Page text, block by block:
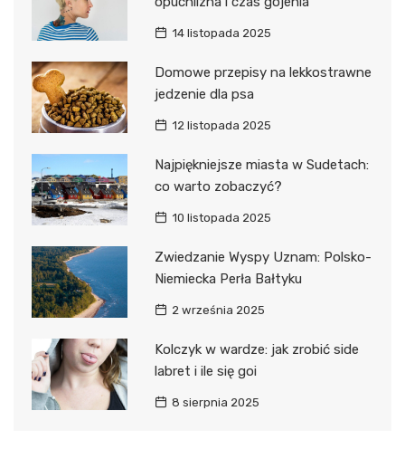
14 listopada 2025
Domowe przepisy na lekkostrawne
jedzenie dla psa
12 listopada 2025
Najpiękniejsze miasta w Sudetach:
co warto zobaczyć?
10 listopada 2025
Zwiedzanie Wyspy Uznam: Polsko-
Niemiecka Perła Bałtyku
2 września 2025
Kolczyk w wardze: jak zrobić side
labret i ile się goi
8 sierpnia 2025